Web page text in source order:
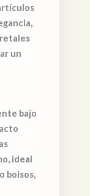
un
bajo
ideal
bolsos,